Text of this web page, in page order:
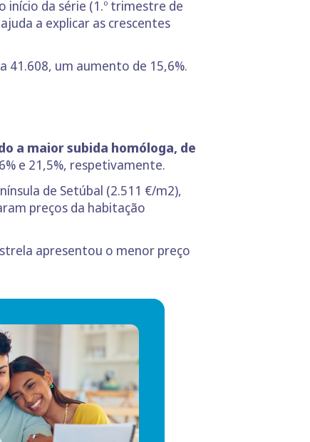
início da série (1.º trimestre de
a explicar as crescentes
41.608, um aumento de 15,6%.
a maior subida homóloga, de
e 21,5%, respetivamente.
de Setúbal (2.511 €/m2),
preços da habitação
apresentou o menor preço